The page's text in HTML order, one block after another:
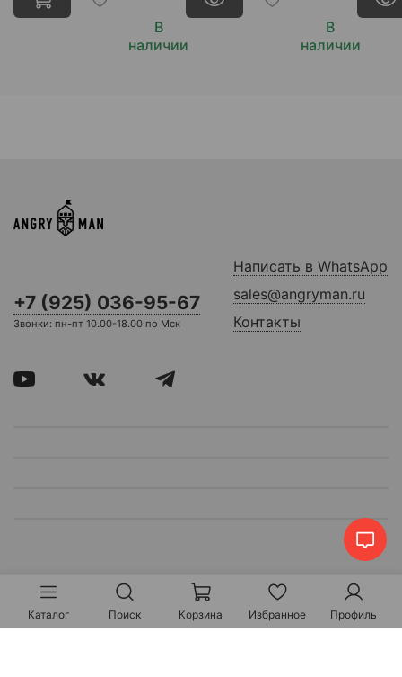
В
наличии
В
наличии
+7 (925) 036-95-67
Звонки: пн-пт 10.00-18.00 по Мск
Написать в WhatsApp
sales@angryman.ru
Контакты
Каталог Поиск Корзина Избранное Профиль